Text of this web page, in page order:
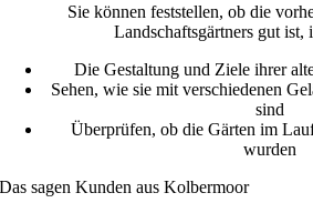
Sie können feststellen, ob die
Landschaftsgärtners gut ist,
Die Gestaltung und Ziele ihrer
Sehen, wie sie mit verschiedenen
sind
Überprüfen, ob die Gärten im
wurden
Das sagen Kunden aus Kolbermoor